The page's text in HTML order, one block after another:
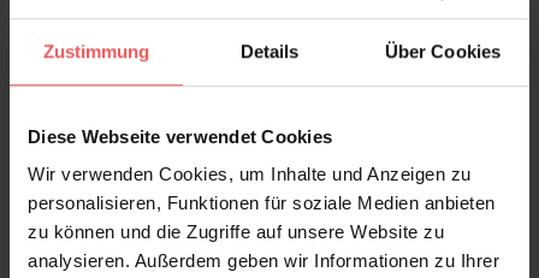
Zustimmung Details Über Cookies
Diese Webseite verwendet Cookies
Wir verwenden Cookies, um Inhalte und Anzeigen zu
personalisieren, Funktionen für soziale Medien anbieten
zu können und die Zugriffe auf unsere Website zu
analysieren. Außerdem geben wir Informationen zu Ihrer
Versand & Zahlung
Bewertungen